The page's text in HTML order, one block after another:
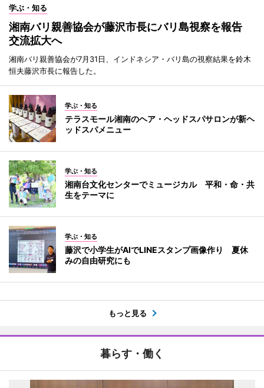
学ぶ・知る
湘南バリ親善協会が藤沢市長にバリ島視察を報告
交流拡大へ
湘南バリ親善協会が7月31日、インドネシア・バリ島の視察結果を鈴木
恒夫藤沢市長に報告した。
学ぶ・知る
テラスモール湘南のヘア・ヘッドスパサロンが新ヘ
ッドスパメニュー
学ぶ・知る
湘南台文化センターでミュージカル 平和・命・共
生をテーマに
学ぶ・知る
藤沢で小学生がAIでLINEスタンプ画像作り 夏休
みの自由研究にも
もっと見る
暮らす・働く